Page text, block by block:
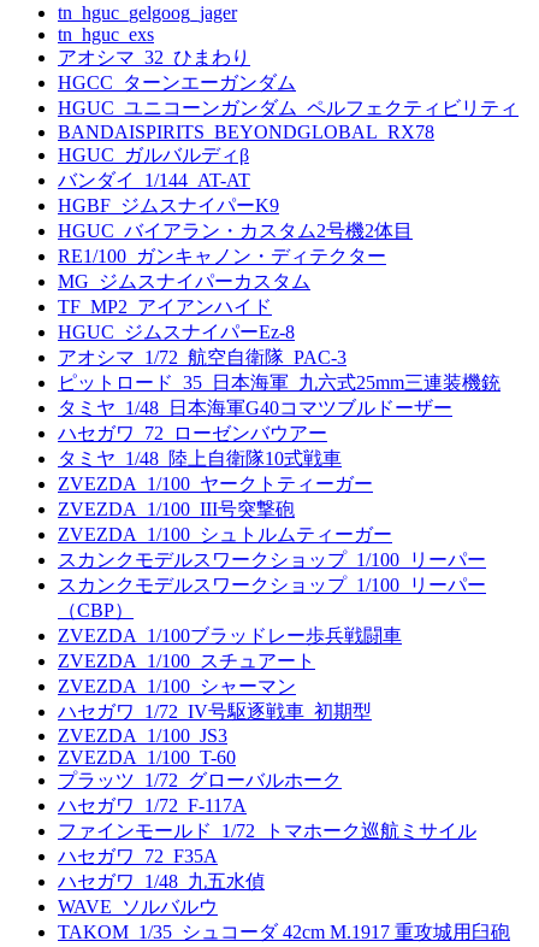
tn_hguc_gelgoog_jager
tn_hguc_exs
アオシマ_32_ひまわり
HGCC_ターンエーガンダム
HGUC_ユニコーンガンダム_ペルフェクティビリティ
BANDAISPIRITS_BEYONDGLOBAL_RX78
HGUC_ガルバルディβ
バンダイ_1/144_AT-AT
HGBF_ジムスナイパーK9
HGUC_バイアラン・カスタム2号機2体目
RE1/100_ガンキャノン・ディテクター
MG_ジムスナイパーカスタム
TF_MP2_アイアンハイド
HGUC_ジムスナイパーEz-8
アオシマ_1/72_航空自衛隊_PAC-3
ピットロード_35_日本海軍_九六式25mm三連装機銃
タミヤ_1/48_日本海軍G40コマツブルドーザー
ハセガワ_72_ローゼンバウアー
タミヤ_1/48_陸上自衛隊10式戦車
ZVEZDA_1/100_ヤークトティーガー
ZVEZDA_1/100_III号突撃砲
ZVEZDA_1/100_シュトルムティーガー
スカンクモデルスワークショップ_1/100_リーパー
スカンクモデルスワークショップ_1/100_リーパー
（CBP）
ZVEZDA_1/100ブラッドレー歩兵戦闘車
ZVEZDA_1/100_スチュアート
ZVEZDA_1/100_シャーマン
ハセガワ_1/72_IV号駆逐戦車_初期型
ZVEZDA_1/100_JS3
ZVEZDA_1/100_T-60
プラッツ_1/72_グローバルホーク
ハセガワ_1/72_F-117A
ファインモールド_1/72_トマホーク巡航ミサイル
ハセガワ_72_F35A
ハセガワ_1/48_九五水偵
WAVE_ソルバルウ
TAKOM_1/35_シュコーダ 42cm M.1917 重攻城用臼砲